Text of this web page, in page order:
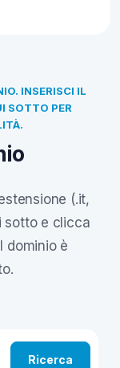
INSERISCI IL
SOTTO PER
(.it,
sotto e clicca
dominio è
Ricerca